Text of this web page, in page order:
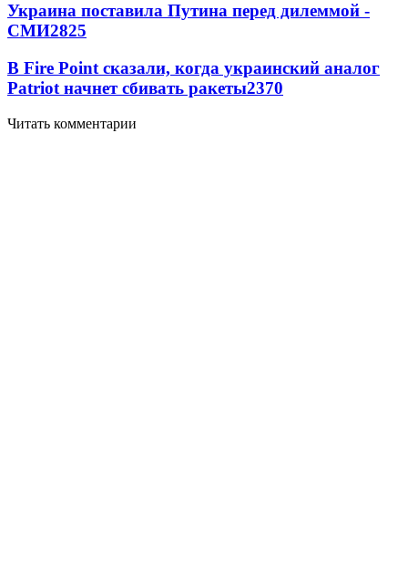
Украина поставила Путина перед дилеммой -
СМИ2825
В Fire Point сказали, когда украинский аналог
Patriot начнет сбивать ракеты2370
Читать комментарии